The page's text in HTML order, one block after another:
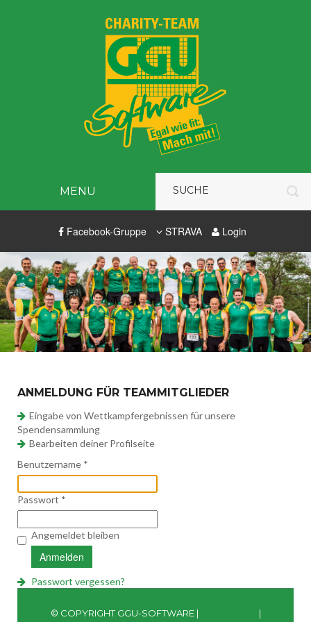
MENU
Facebook-Gruppe STRAVA Login
ANMELDUNG FÜR TEAMMITGLIEDER
Eingabe von Wettkampfergebnissen für unsere
Spendensammlung
Bearbeiten deiner Profilseite
Benutzername *
Passwort *
Angemeldet bleiben
Anmelden
Passwort vergessen?
© COPYRIGHT GGU-SOFTWARE |
|